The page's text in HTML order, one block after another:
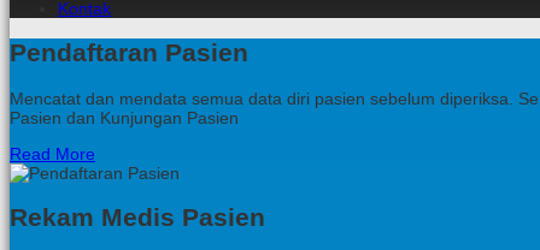
Kontak
Pendaftaran Pasien
Mencatat dan mendata semua data diri pasien sebelum diperiksa.
Pasien dan Kunjungan Pasien
Read More
Rekam Medis Pasien